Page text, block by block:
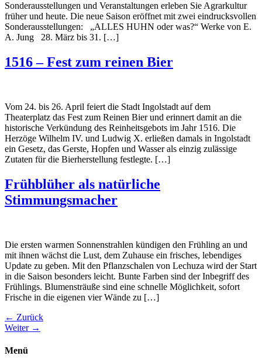
Sonderausstellungen und Veranstaltungen erleben Sie Agrarkultur
früher und heute. Die neue Saison eröffnet mit zwei eindrucksvollen
Sonderausstellungen: „ALLES HUHN oder was?“ Werke von E.
A. Jung 28. März bis 31. […]
1516 – Fest zum reinen Bier
Vom 24. bis 26. April feiert die Stadt Ingolstadt auf dem
Theaterplatz das Fest zum Reinen Bier und erinnert damit an die
historische Verkündung des Reinheitsgebots im Jahr 1516. Die
Herzöge Wilhelm IV. und Ludwig X. erließen damals in Ingolstadt
ein Gesetz, das Gerste, Hopfen und Wasser als einzig zulässige
Zutaten für die Bierherstellung festlegte. […]
Frühblüher als natürliche
Stimmungsmacher
Die ersten warmen Sonnenstrahlen kündigen den Frühling an und
mit ihnen wächst die Lust, dem Zuhause ein frisches, lebendiges
Update zu geben. Mit den Pflanzschalen von Lechuza wird der Start
in die Saison besonders leicht. Bunte Farben sind der Inbegriff des
Frühlings. Blumensträuße sind eine schnelle Möglichkeit, sofort
Frische in die eigenen vier Wände zu […]
← Zurück
Weiter →
Menü